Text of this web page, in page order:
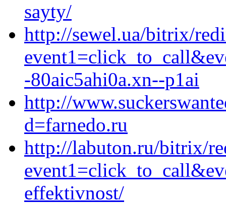
sayty/
http://sewel.ua/bitrix/
-80aic5ahi0a.xn--p1ai
http://
d=farnedo.ru
http://labuton.ru/bitrix/
effektivnost/